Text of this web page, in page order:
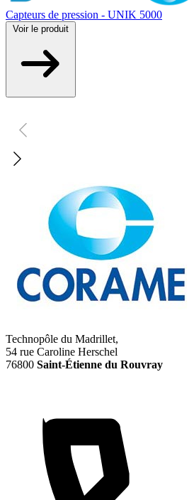
Capteurs de pression - UNIK 5000
Voir le produit
Technopôle du Madrillet,
54 rue Caroline Herschel
76800 Saint-Étienne du Rouvray